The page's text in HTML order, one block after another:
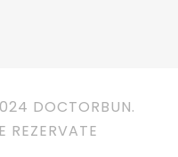
DOCTORBUN.
REZERVATE